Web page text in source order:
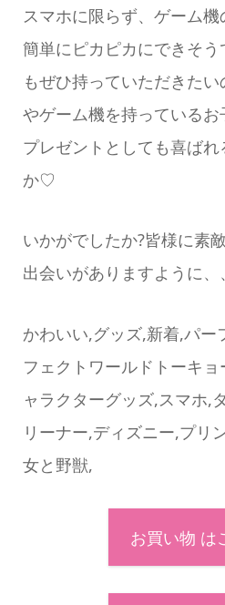
スマホに限らず、ゲーム
簡単にピカピカにできそ
もぜひ持っていただきた
やゲーム機を持っている
プレゼントとしても喜ば
か♡
いかがでしたか?皆様に素
出会いがありますように、
かわいい,グッズ,新着,パー
フェクトワールドトーキ
ャラクターグッズ,スマホ,
リーナー,ディズニー,プリ
女と野獣,
お買い物 は